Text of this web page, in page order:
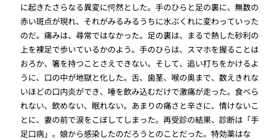
に起きたさらなる異変に愕然とした。手のひらと足の裏に、無数の
赤い斑点が現れ、それがみるみるうちに水ぶくれに変わっていった
のだ。痛みは、尋常ではなかった。足の裏は、まるで熱した砂利の
上を裸足で歩いているかのよう。手のひらは、スマホを握ることは
おろか、箸を持つことさえできない。そして、追い打ちをかけるよ
うに、口の中が地獄と化した。舌、歯茎、喉の奥まで、数えきれな
いほどの口内炎ができ、唾を飲み込むだけで激痛が走った。食べら
れない、飲めない、眠れない。あまりの痛さと辛さに、情けないこ
とに、妻の前で涙をこぼしてしまった。再受診の結果、診断は「手
足口病」。娘から感染したのだろうとのことだった。特効薬はな